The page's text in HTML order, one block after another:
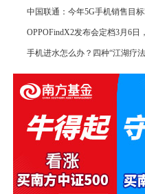
中国联通：今年5G手机销售目标
OPPOFindX2发布会定档3月6日，
手机进水怎么办？四种“江湖疗